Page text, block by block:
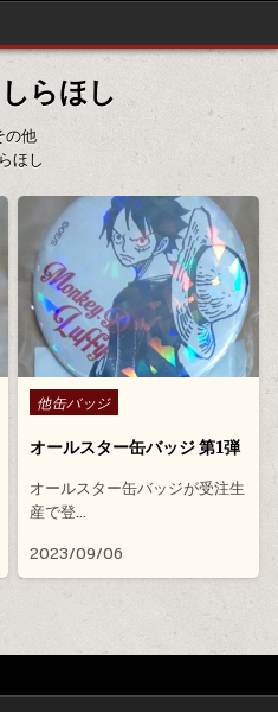
らほし
の他
ほし
Posted in
他缶バッジ
オールスター缶バッジ 第1弾
オールスター缶バッジが受注生
産で登…
2023/09/06